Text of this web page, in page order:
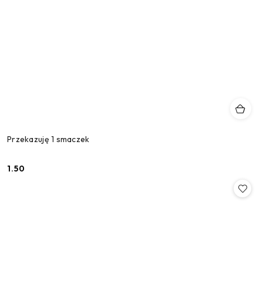
Przekazuję 1 smaczek
Cena:
1.50